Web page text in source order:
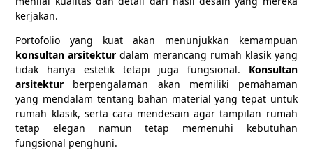
kerjakan.
Portofolio yang kuat akan menunjukkan kemampuan
konsultan arsitektur dalam merancang rumah klasik yang
tidak hanya estetik tetapi juga fungsional. Konsultan
arsitektur berpengalaman akan memiliki pemahaman
yang mendalam tentang bahan material yang tepat untuk
rumah klasik, serta cara mendesain agar tampilan rumah
tetap elegan namun tetap memenuhi kebutuhan
fungsional penghuni.